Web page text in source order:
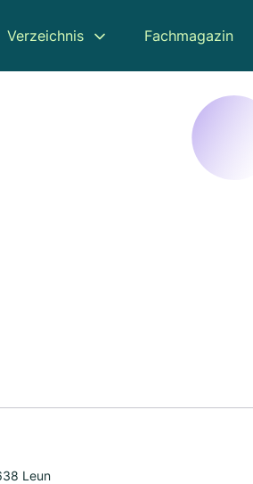
Verzeichnis Fachmagazin
Leun